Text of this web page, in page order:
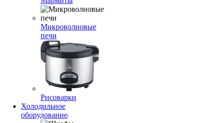
Микроволновые
печи
Рисоварки
Холодильное
оборудование